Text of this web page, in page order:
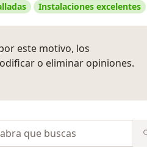
Instalaciones excelentes
este motivo, los
o eliminar opiniones.